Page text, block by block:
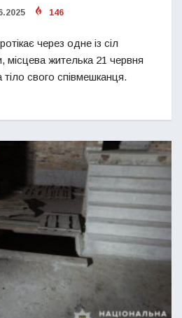
146
через одне із сіл
місцева жителька 21 червня
свого співмешканця.